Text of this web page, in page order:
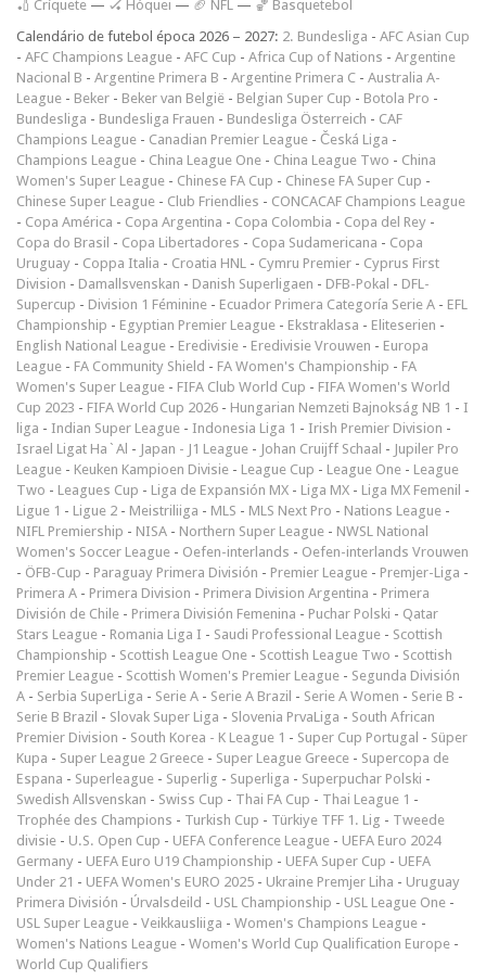
🏏 Críquete — 🏑 Hóquei — 🏈 NFL — 🏀 Basquetebol
Calendário de futebol época 2026 – 2027: 2. Bundesliga - AFC Asian Cup
- AFC Champions League - AFC Cup - Africa Cup of Nations - Argentine
Nacional B - Argentine Primera B - Argentine Primera C - Australia A-
League - Beker - Beker van België - Belgian Super Cup - Botola Pro -
Bundesliga - Bundesliga Frauen - Bundesliga Österreich - CAF
Champions League - Canadian Premier League - Česká Liga -
Champions League - China League One - China League Two - China
Women's Super League - Chinese FA Cup - Chinese FA Super Cup -
Chinese Super League - Club Friendlies - CONCACAF Champions League
- Copa América - Copa Argentina - Copa Colombia - Copa del Rey -
Copa do Brasil - Copa Libertadores - Copa Sudamericana - Copa
Uruguay - Coppa Italia - Croatia HNL - Cymru Premier - Cyprus First
Division - Damallsvenskan - Danish Superligaen - DFB-Pokal - DFL-
Supercup - Division 1 Féminine - Ecuador Primera Categoría Serie A - EFL
Championship - Egyptian Premier League - Ekstraklasa - Eliteserien -
English National League - Eredivisie - Eredivisie Vrouwen - Europa
League - FA Community Shield - FA Women's Championship - FA
Women's Super League - FIFA Club World Cup - FIFA Women's World
Cup 2023 - FIFA World Cup 2026 - Hungarian Nemzeti Bajnokság NB 1 - I
liga - Indian Super League - Indonesia Liga 1 - Irish Premier Division -
Israel Ligat Ha`Al - Japan - J1 League - Johan Cruijff Schaal - Jupiler Pro
League - Keuken Kampioen Divisie - League Cup - League One - League
Two - Leagues Cup - Liga de Expansión MX - Liga MX - Liga MX Femenil -
Ligue 1 - Ligue 2 - Meistriliiga - MLS - MLS Next Pro - Nations League -
NIFL Premiership - NISA - Northern Super League - NWSL National
Women's Soccer League - Oefen-interlands - Oefen-interlands Vrouwen
- ÖFB-Cup - Paraguay Primera División - Premier League - Premjer-Liga -
Primera A - Primera Division - Primera Division Argentina - Primera
División de Chile - Primera División Femenina - Puchar Polski - Qatar
Stars League - Romania Liga I - Saudi Professional League - Scottish
Championship - Scottish League One - Scottish League Two - Scottish
Premier League - Scottish Women's Premier League - Segunda División
A - Serbia SuperLiga - Serie A - Serie A Brazil - Serie A Women - Serie B -
Serie B Brazil - Slovak Super Liga - Slovenia PrvaLiga - South African
Premier Division - South Korea - K League 1 - Super Cup Portugal - Süper
Kupa - Super League 2 Greece - Super League Greece - Supercopa de
Espana - Superleague - Superlig - Superliga - Superpuchar Polski -
Swedish Allsvenskan - Swiss Cup - Thai FA Cup - Thai League 1 -
Trophée des Champions - Turkish Cup - Türkiye TFF 1. Lig - Tweede
divisie - U.S. Open Cup - UEFA Conference League - UEFA Euro 2024
Germany - UEFA Euro U19 Championship - UEFA Super Cup - UEFA
Under 21 - UEFA Women's EURO 2025 - Ukraine Premjer Liha - Uruguay
Primera División - Úrvalsdeild - USL Championship - USL League One -
USL Super League - Veikkausliiga - Women's Champions League -
Women's Nations League - Women's World Cup Qualification Europe -
World Cup Qualifiers